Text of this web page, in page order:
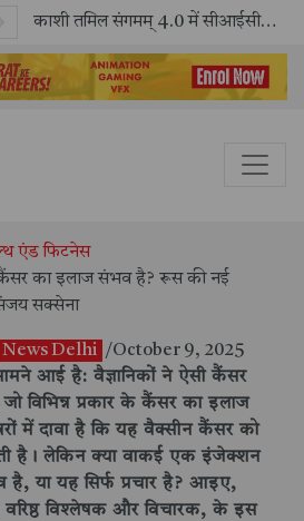
काशी तमिल संगमम् 4.0 में सीआईसीटी का स्टॉल बना तमिल भाषा और संस्कृति का केंद्र, ‘तमिल करकलाम’ से सीखना हुआ सरल
एंड फिटनेस
का इलाज संभव है? रूस की नई
सक्सेना
News Delhi /October 9, 2025
आई है: वैज्ञानिकों ने ऐसी कैंसर
विभिन्न प्रकार के कैंसर का इलाज
में दावा है कि यह वैक्सीन कैंसर को
है। लेकिन क्या वाकई एक इंजेक्शन
या यह सिर्फ प्रचार है? आइए,
विश्लेषक और विचारक, के इस